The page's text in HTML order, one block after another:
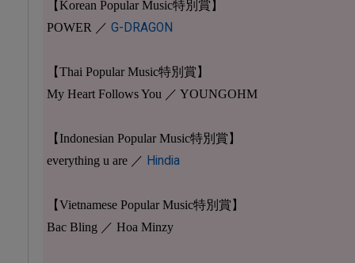
【Korean Popular Music特別賞】
POWER ／ G-DRAGON
【Thai Popular Music特別賞】
My Heart Follows You ／ YOUNGOHM
【Indonesian Popular Music特別賞】
everything u are ／ Hindia
【Vietnamese Popular Music特別賞】
Bac Bling ／ Hoa Minzy